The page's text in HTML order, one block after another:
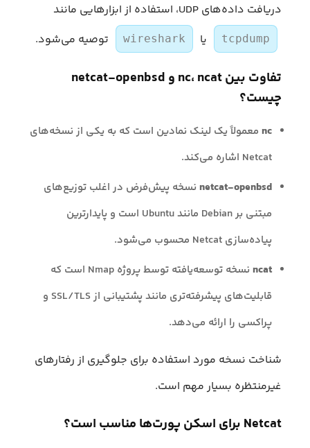
دریافت داده‌های UDP، استفاده از ابزارهایی مانند
tcpdump یا wireshark توصیه می‌شود.
تفاوت بین nc، ncat و netcat-openbsd
چیست؟
nc معمولاً یک لینک نمادین است که به یکی از نسخه‌های
Netcat اشاره می‌کند.
netcat-openbsd نسخه پیش‌فرض در اغلب توزیع‌های
مبتنی بر Debian مانند Ubuntu است و پایدارترین
پیاده‌سازی Netcat محسوب می‌شود.
ncat
نسخه توسعه‌یافته توسط پروژه Nmap است که
قابلیت‌های پیشرفته‌تری مانند پشتیبانی از SSL/TLS و
پراکسی را ارائه می‌دهد.
شناخت نسخه مورد استفاده برای جلوگیری از رفتارهای
غیرمنتظره بسیار مهم است.
Netcat برای اسکن پورت‌ها مناسب است؟